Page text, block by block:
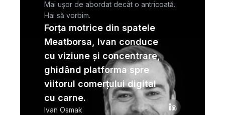
Mai ușor de abordat decât o antricoată.
Hai să vorbim.
Forța motrice din spatele
Meatborsa, Ivan conduce
cu viziune și concentrare,
ghidând platforma spre
viitorul comerțului digital
cu carne.
Ivan Osmak